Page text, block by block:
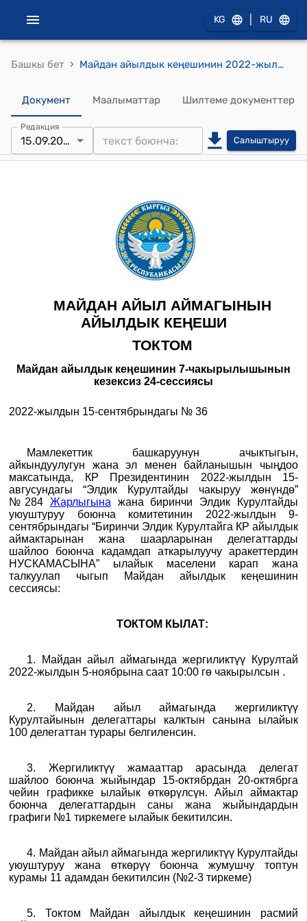
KG RU
Башкы бет › Майдан айылдык кеңешинин 2022-жылдын 15-сентябрындагы № 36 "Мамлекеттик башкаруунун ачыктыгын, айкындуулугун жана эл менен байланышын чыңдоо максатында, КР Президентинин 2022-жылдын 15-авгусундагы “Элдик Курултайды чакыруу жөнүндө” №284 Жарлыгына жана биринчи Элдик Курултайды уюуштуруу боюнча комитетинин 2022-жылдын 9-сентябрындагы “Биринчи Элдик Курултайга КР айылдык аймактарынан жана шаарларынан делегаттарды шайлоо боюнча кадамдап аткарылуучу аракеттердин НУСКАМАСЫНА” ылайык жергиликтүү Курултайды өткөрүү жөнүндө" токтому "
Документ Маалыматтар Шилтеме документтер
Редакция
15.09.2022 Салыштыруу